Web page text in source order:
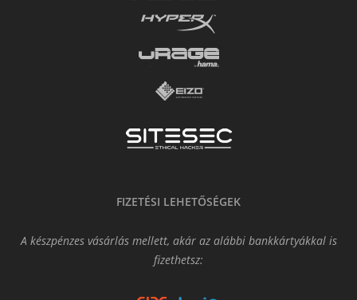
FIZETÉSI LEHETŐSÉGEK
A készpénzes vásárlás mellett, akár az alábbi bankkártyákkal is
fizethetsz: